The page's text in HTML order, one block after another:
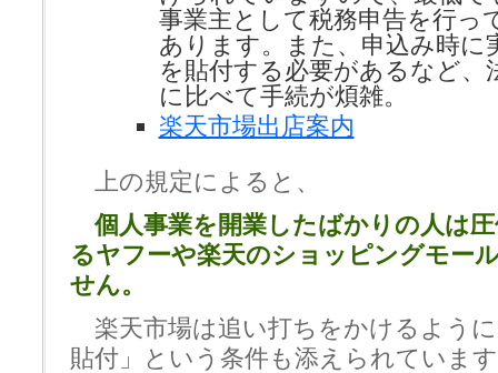
事業主として税務申告を行っ
あります。また、申込み時に
を貼付する必要があるなど、
に比べて手続が煩雑。
楽天市場出店案内
上の規定によると、
個人事業を開業したばかりの人は
るヤフーや楽天のショッピングモー
せん。
楽天市場は追い打ちをかけるよう
貼付」という条件も添えられていま